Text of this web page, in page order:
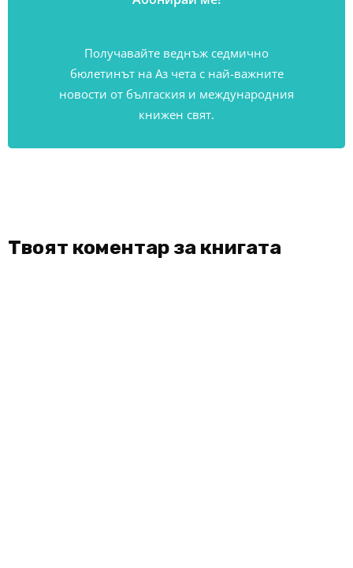
Получавайте веднъж седмично
бюлетинът на Аз чета с най-важните
новости от бългаския и международния
книжен свят.
Твоят коментар за книгата